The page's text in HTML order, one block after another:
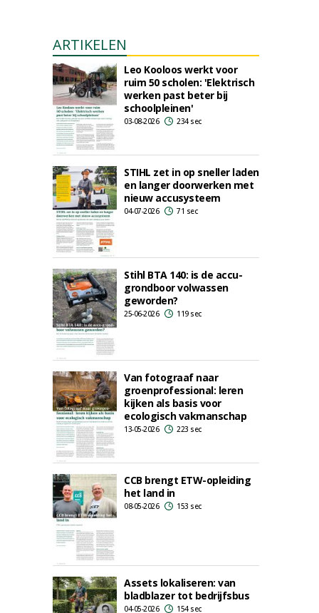
ARTIKELEN
Leo Kooloos werkt voor
ruim 50 scholen: 'Elektrisch
werken past beter bij
schoolpleinen'
03-08-2026 234 sec
STIHL zet in op sneller laden
en langer doorwerken met
nieuw accusysteem
04-07-2026 71 sec
Stihl BTA 140: is de accu-
grondboor volwassen
geworden?
25-06-2026 119 sec
Van fotograaf naar
groenprofessional: leren
kijken als basis voor
ecologisch vakmanschap
13-05-2026 223 sec
CCB brengt ETW-opleiding
het land in
08-05-2026 153 sec
Assets lokaliseren: van
bladblazer tot bedrijfsbus
04-05-2026 154 sec